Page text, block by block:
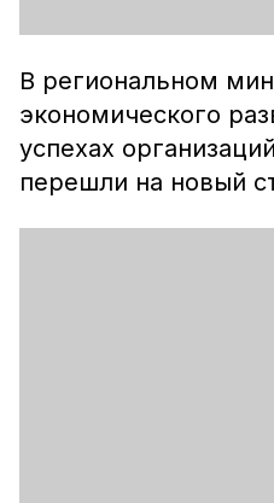
В региональном
экономического
успехах
перешли на новый